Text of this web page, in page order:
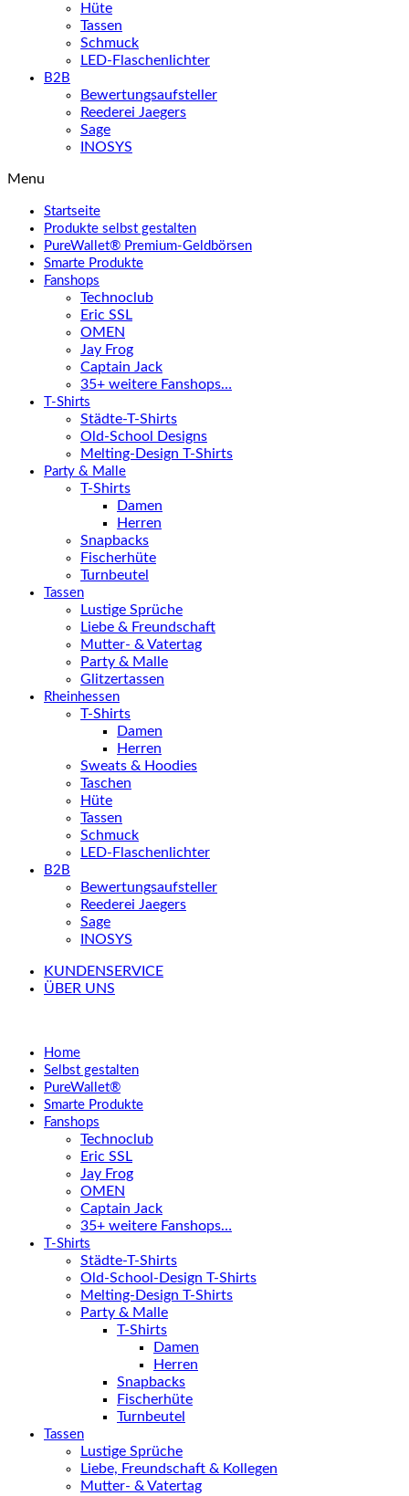
Hüte
Tassen
Schmuck
LED-Flaschenlichter
B2B
Bewertungsaufsteller
Reederei Jaegers
Sage
INOSYS
Menu
Startseite
Produkte selbst gestalten
PureWallet® Premium-Geldbörsen
Smarte Produkte
Fanshops
Technoclub
Eric SSL
OMEN
Jay Frog
Captain Jack
35+ weitere Fanshops…
T-Shirts
Städte-T-Shirts
Old-School Designs
Melting-Design T-Shirts
Party & Malle
T-Shirts
Damen
Herren
Snapbacks
Fischerhüte
Turnbeutel
Tassen
Lustige Sprüche
Liebe & Freundschaft
Mutter- & Vatertag
Party & Malle
Glitzertassen
Rheinhessen
T-Shirts
Damen
Herren
Sweats & Hoodies
Taschen
Hüte
Tassen
Schmuck
LED-Flaschenlichter
B2B
Bewertungsaufsteller
Reederei Jaegers
Sage
INOSYS
KUNDENSERVICE
ÜBER UNS
Home
Selbst gestalten
PureWallet®
Smarte Produkte
Fanshops
Technoclub
Eric SSL
Jay Frog
OMEN
Captain Jack
35+ weitere Fanshops…
T-Shirts
Städte-T-Shirts
Old-School-Design T-Shirts
Melting-Design T-Shirts
Party & Malle
T-Shirts
Damen
Herren
Snapbacks
Fischerhüte
Turnbeutel
Tassen
Lustige Sprüche
Liebe, Freundschaft & Kollegen
Mutter- & Vatertag